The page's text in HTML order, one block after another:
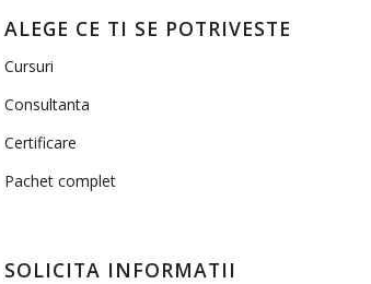
ALEGE CE TI SE POTRIVESTE
Cursuri
Consultanta
Certificare
Pachet complet
SOLICITA INFORMATII